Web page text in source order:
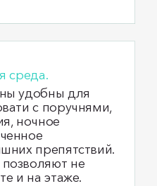
среда.
удобны для
с поручнями,
ночное
препятствий.
не
и на этаже.